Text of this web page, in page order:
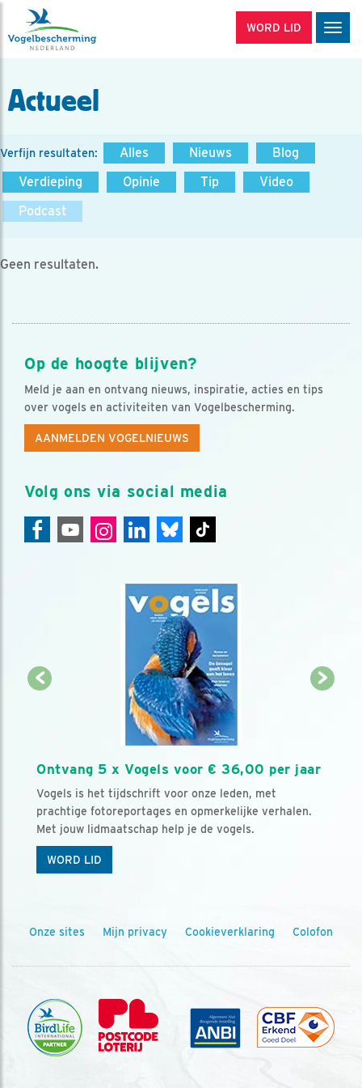
WORD LID
Actueel
Verfijn resultaten: Alles Nieuws
Blog
Verdieping
Opinie Tip
Video
Podcast
Geen resultaten.
Op de hoogte blijven?
Meld je aan en ontvang nieuws, inspiratie, acties en tips
over vogels en activiteiten van Vogelbescherming.
AANMELDEN VOGELNIEUWS
Volg ons via social media
Ontvang 5 x Vogels voor € 36,00 per jaar
Vogels is het tijdschrift voor onze leden, met
prachtige fotoreportages en opmerkelijke verhalen.
Met jouw lidmaatschap help je de vogels.
WORD LID
Onze sites Mijn privacy Cookieverklaring Colofon